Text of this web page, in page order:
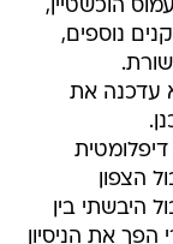
הוכשטיין,
נוספים,
עדכנה את
הצפון
היבשתי בין
את הניסיון